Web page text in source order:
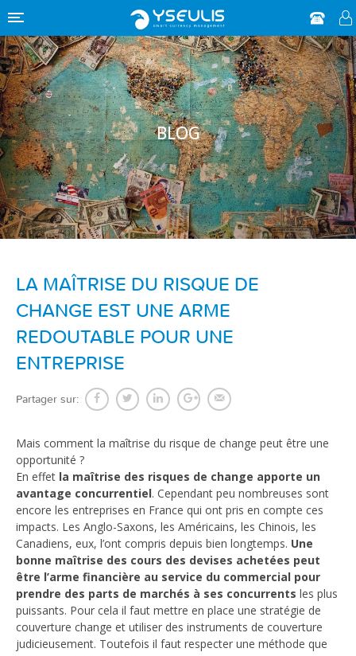
BLOG
LA MAÎTRISE DU RISQUE DE
CHANGE EST UNE ARME
REDOUTABLE POUR UNE
ENTREPRISE
Partager sur:
Mais comment la maîtrise du risque de change peut être une
opportunité ?
En effet la maîtrise des risques de change apporte un
avantage concurrentiel. Cependant peu nombreuses sont
encore les entreprises en France qui ont pris en compte ces
impacts. Les Anglo-Saxons, les Américains, les Chinois, les
Canadiens, eux, l’ont compris depuis bien longtemps. Une
bonne maîtrise des cours des devises achetées peut
être l’arme financière au service du commercial pour
prendre des parts de marchés à ses concurrents les plus
puissants. Pour cela il faut mettre en place une stratégie de
couverture change et utiliser des instruments de couverture
judicieusement. Toutefois il faut respecter une méthode que